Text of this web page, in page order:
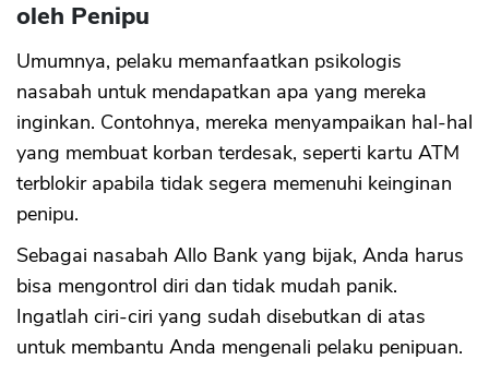
oleh Penipu
Umumnya, pelaku memanfaatkan psikologis
nasabah untuk mendapatkan apa yang mereka
inginkan. Contohnya, mereka menyampaikan hal-hal
yang membuat korban terdesak, seperti kartu ATM
terblokir apabila tidak segera memenuhi keinginan
penipu.
Sebagai nasabah Allo Bank yang bijak, Anda harus
bisa mengontrol diri dan tidak mudah panik.
Ingatlah ciri-ciri yang sudah disebutkan di atas
untuk membantu Anda mengenali pelaku penipuan.
OK
CANCEL